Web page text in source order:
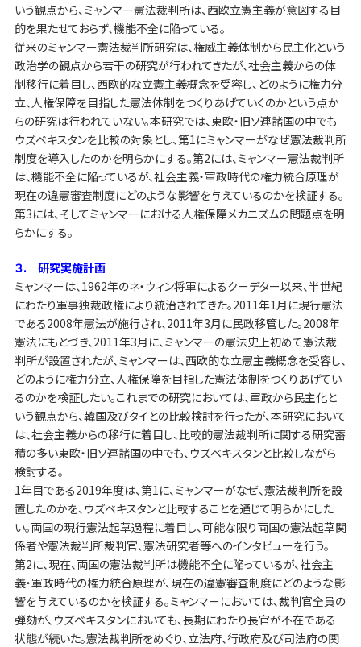
いう観点から、ミャンマー憲法裁判所は、西欧立憲主義が意図する目
的を果たせておらず、機能不全に陥っている。
従来のミャンマー憲法裁判所研究は、権威主義体制から民主化という
政治学の観点から若干の研究が行われてきたが、社会主義からの体
制移行に着目し、西欧的な立憲主義概念を受容し、どのように権力分
立、人権保障を目指した憲法体制をつくりあげていくのかという点か
らの研究は行われていない。本研究では、東欧・旧ソ連諸国の中でも
ウズベキスタンを比較の対象とし、第1にミャンマーがなぜ憲法裁判所
制度を導入したのかを明らかにする。第2には、ミャンマー憲法裁判所
は、機能不全に陥っているが、社会主義・軍政時代の権力統合原理が
現在の違憲審査制度にどのような影響を与えているのかを検証する。
第3には、そしてミャンマーにおける人権保障メカニズムの問題点を明
らかにする。
３. 研究実施計画
ミャンマーは、1962年のネ・ウィン将軍によるクーデター以来、半世紀
にわたり軍事独裁政権により統治されてきた。2011年1月に現行憲法
である2008年憲法が施行され、2011年3月に民政移管した。2008年
憲法にもとづき、2011年3月に、ミャンマーの憲法史上初めて憲法裁
判所が設置されたが、ミャンマーは、西欧的な立憲主義概念を受容し、
どのように権力分立、人権保障を目指した憲法体制をつくりあげてい
るのかを検証したい。これまでの研究においては、軍政から民主化と
いう観点から、韓国及びタイとの比較検討を行ったが、本研究において
は、社会主義からの移行に着目し、比較的憲法裁判所に関する研究蓄
積の多い東欧・旧ソ連諸国の中でも、ウズベキスタンと比較しながら
検討する。
1年目である2019年度は、第1に、ミャンマーがなぜ、憲法裁判所を設
置したのかを、ウズベキスタンと比較することを通じて明らかにした
い。両国の現行憲法起草過程に着目し、可能な限り両国の憲法起草関
係者や憲法裁判所裁判官、憲法研究者等へのインタビューを行う。
第2に、現在、両国の憲法裁判所は機能不全に陥っているが、社会主
義・軍政時代の権力統合原理が、現在の違憲審査制度にどのような影
響を与えているのかを検証する。ミャンマーにおいては、裁判官全員の
弾劾が、ウズベキスタンにおいても、長期にわたり長官が不在である
状態が続いた。憲法裁判所をめぐり、立法府、行政府及び司法府の関